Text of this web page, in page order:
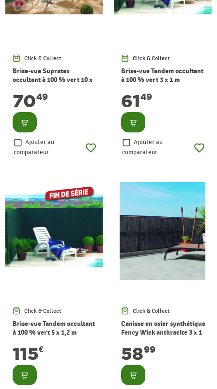
Click & Collect
Brise-vue Supratex
occultant à 100 % vert 10 x
7049
Consulter
Ajouter au
comparateur
Click & Collect
Brise-vue Tandem occultant
à 100 % vert 3 x 1 m
6149
Consulter
Ajouter au
comparateur
Click & Collect
Brise-vue Tandem occultant
à 100 % vert 5 x 1,2 m
115€
Consulter
Click & Collect
Canisse en osier synthétique
Fency Wick anthracite 3 x 1
5899
Consulter